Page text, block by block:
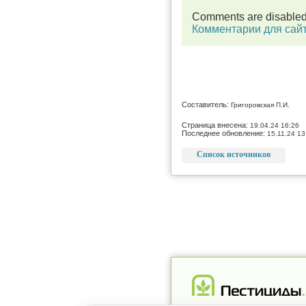
Comments are disabled
Комментарии для
Составитель: Григоровская П.И.
Страница внесена: 19.04.24 16:26
Последнее обновление: 15.11.24
Список источников